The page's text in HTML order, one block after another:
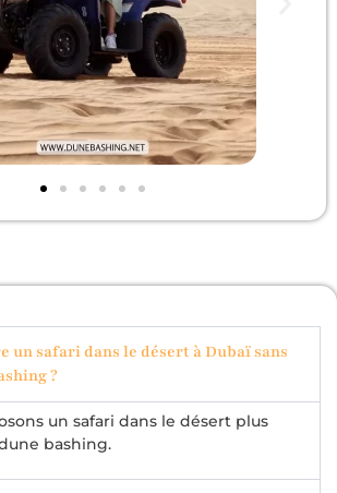
un safari dans le désert à Dubaï sans
?
un safari dans le désert plus
bashing.